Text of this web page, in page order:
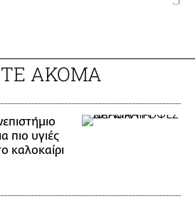
ΑΚΟΜΑ
πιο υγιές
καλοκαίρι